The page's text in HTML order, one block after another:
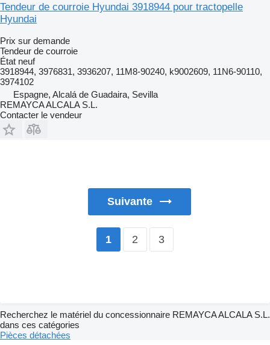
Tendeur de courroie Hyundai 3918944 pour tractopelle
Hyundai
Prix sur demande
Tendeur de courroie
État neuf
3918944, 3976831, 3936207, 11M8-90240, k9002609, 11N6-90110,
3974102
Espagne, Alcalá de Guadaira, Sevilla
REMAYCA ALCALA S.L.
Contacter le vendeur
Suivante
1 2 3
Recherchez le matériel du concessionnaire REMAYCA ALCALA S.L.
dans ces catégories
Pièces détachées